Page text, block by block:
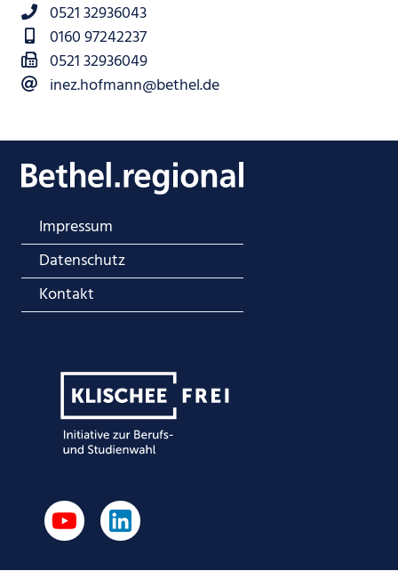
0521 32936043
0160 97242237
0521 32936049
inez.hofmann@bethel.de
Impressum
Datenschutz
Kontakt